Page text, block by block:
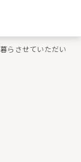
らさせていただい